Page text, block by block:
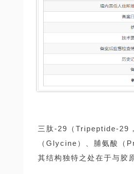
三肽-29（Tripeptide-29
（Glycine）、脯氨酸（
其结构独特之处在于与胶